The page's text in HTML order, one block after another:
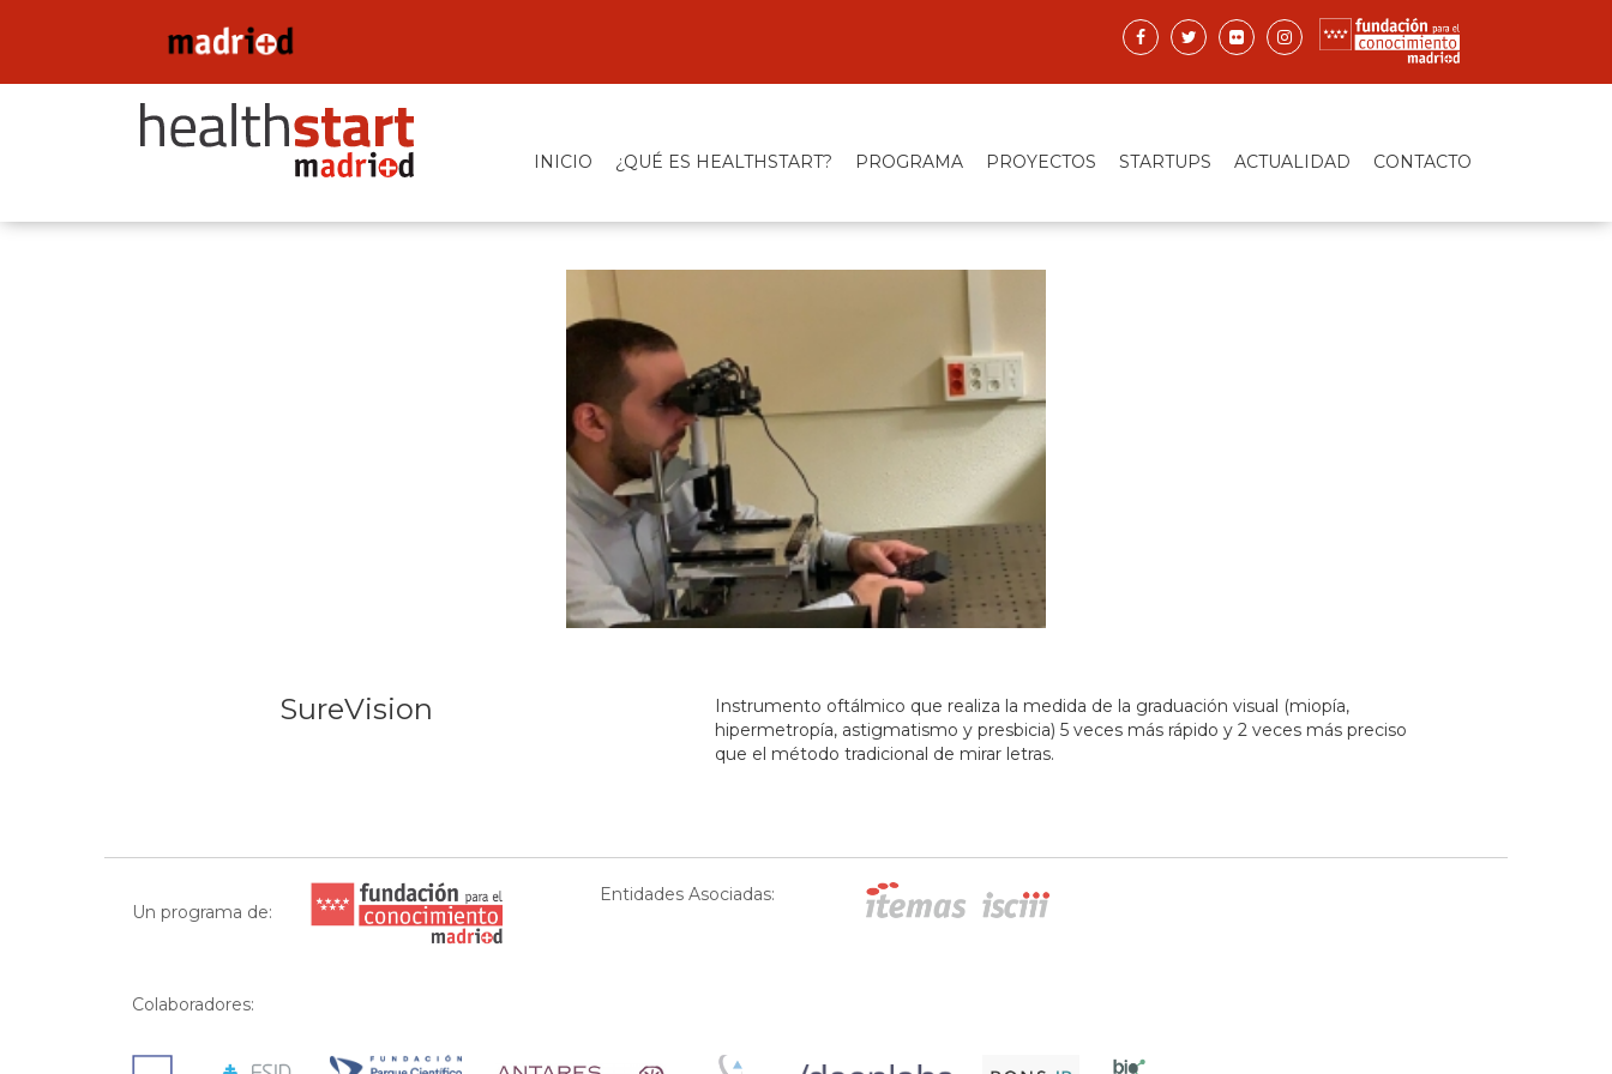
INICIO ¿QUÉ ES HEALTHSTART? PROGRAMA PROYECTOS STARTUPS ACTUALIDAD CONTACTO
SureVision
Instrumento oftálmico que realiza la medida de la graduación visual (miopía,
hipermetropía, astigmatismo y presbicia) 5 veces más rápido y 2 veces más preciso
que el método tradicional de mirar letras.
Un programa de:
Entidades Asociadas:
Colaboradores: